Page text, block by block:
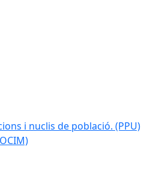
i nuclis de població. (PPU)